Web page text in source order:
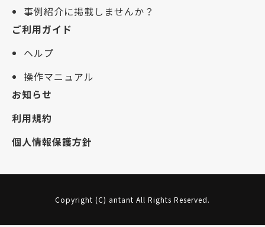
事例紹介に掲載しませんか？
ご利用ガイド
ヘルプ
操作マニュアル
お知らせ
利用規約
個人情報保護方針
Copyright (C) antant All Rights Reserved.